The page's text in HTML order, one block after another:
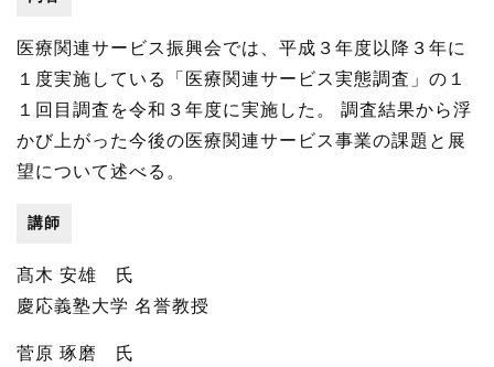
医療関連サービス振興会では、平成３年度以降３年に
１度実施している「医療関連サービス実態調査」の１
１回目調査を令和３年度に実施した。 調査結果から浮
かび上がった今後の医療関連サービス事業の課題と展
望について述べる。
講師
髙木 安雄 氏
慶応義塾大学 名誉教授
菅原 琢磨 氏